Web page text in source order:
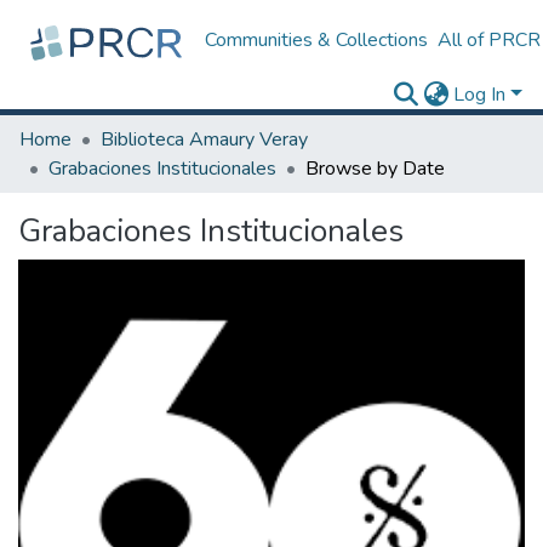
Communities & Collections All of PRCR
Log In
Home
Biblioteca Amaury Veray
Grabaciones Institucionales
Browse by Date
Grabaciones Institucionales